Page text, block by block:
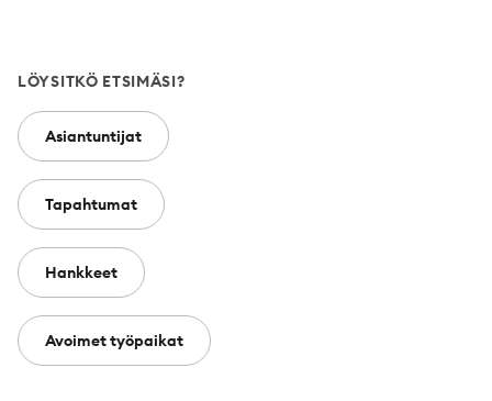
LÖYSITKÖ ETSIMÄSI?
Asiantuntijat
Tapahtumat
Hankkeet
Avoimet työpaikat